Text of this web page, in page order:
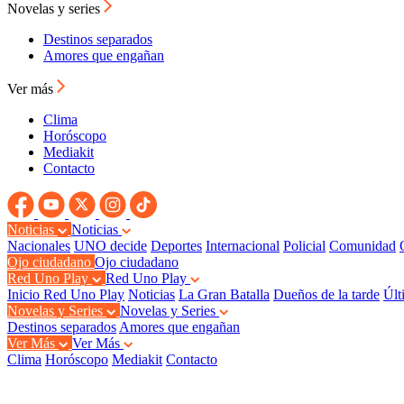
Novelas y series
Destinos separados
Amores que engañan
Ver más
Clima
Horóscopo
Mediakit
Contacto
Noticias
Noticias
Nacionales UNO decide Deportes Internacional Policial Comunidad
Ojo ciudadano Ojo ciudadano
Red Uno Play
Red Uno Play
Inicio Red Uno Play Noticias La Gran Batalla Dueños de la tarde
Novelas y Series
Novelas y Series
Destinos separados Amores que engañan
Ver Más
Ver Más
Clima Horóscopo Mediakit Contacto